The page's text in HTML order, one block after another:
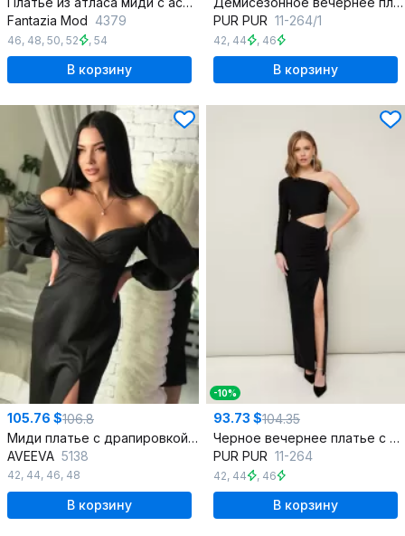
Fantazia Mod 4379
46, 48, 50, 52 , 54
В корзину
PUR PUR 11-264/1
42, 44 , 46
В корзину
105.76 $106.8
Миди платье с драпировкой и разрезом, удобно и хорошо сидит
AVEEVA 5138
42, 44, 46, 48
В корзину
-10%
93.73 $104.35
Черное вечернее платье с асимметричным вырезом и разрезом
PUR PUR 11-264
42, 44 , 46
В корзину